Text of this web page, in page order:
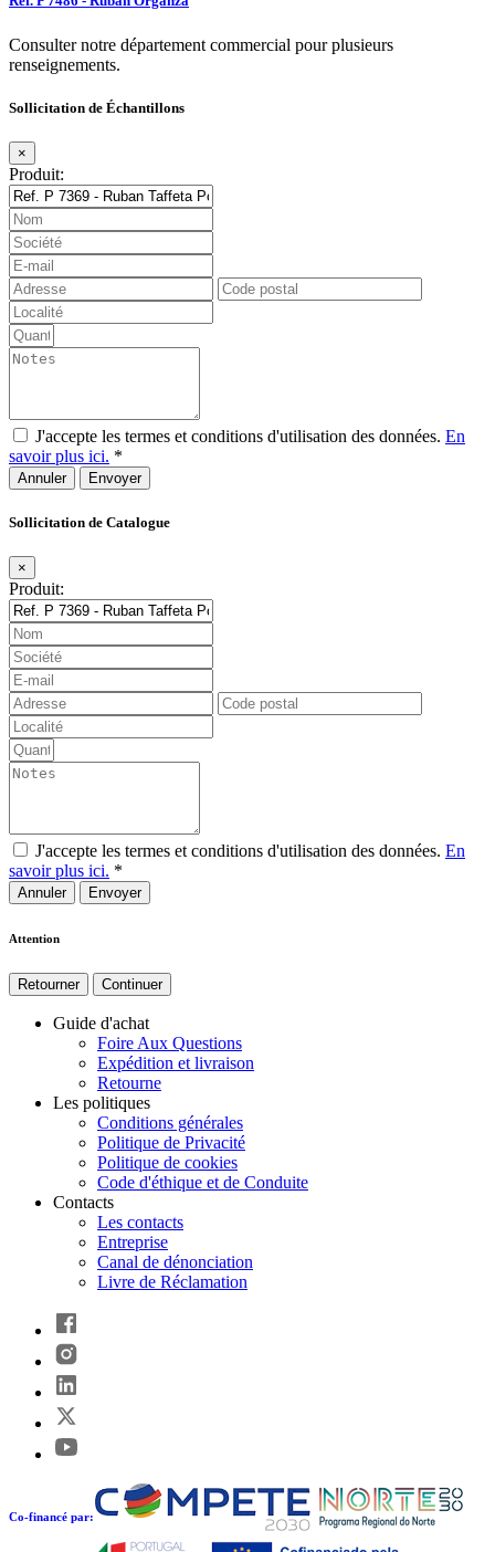
Consulter notre département commercial pour plusieurs
renseignements.
Sollicitation de Échantillons
×
Produit:
J'accepte les termes et conditions d'utilisation des données. En
savoir plus ici. *
Annuler
Sollicitation de Catalogue
×
Produit:
J'accepte les termes et conditions d'utilisation des données. En
savoir plus ici. *
Annuler
Attention
Retourner Continuer
Guide d'achat
Foire Aux Questions
Expédition et livraison
Retourne
Les politiques
Conditions générales
Politique de Privacité
Politique de cookies
Code d'éthique et de Conduite
Contacts
Les contacts
Entreprise
Canal de dénonciation
Livre de Réclamation
Co-financé par: